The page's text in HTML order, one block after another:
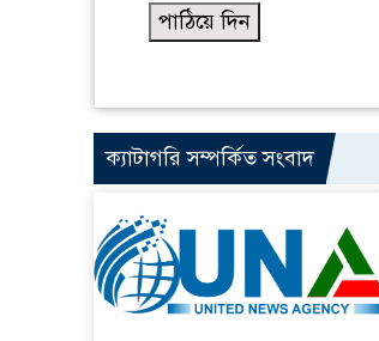
ক্যাটাগরি সম্পর্কিত সংবাদ